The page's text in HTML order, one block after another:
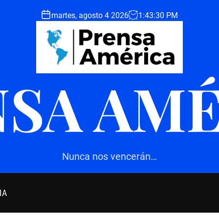
martes, agosto 4 2026 1 :43:32 PM
Nunca nos vencerán…